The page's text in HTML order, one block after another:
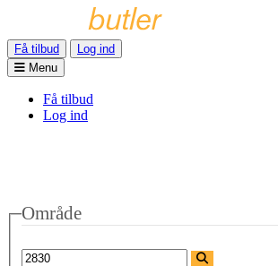
Få tilbud
Log ind
Menu
Få tilbud
Log ind
Område